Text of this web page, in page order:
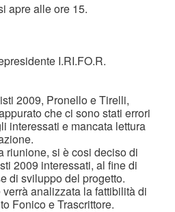
apre alle ore 15.
I.RI.FO.R.
2009, Pronello e Tirelli,
che ci sono stati errori
interessati e mancata lettura
riunione, si è cosi deciso di
2009 interessati, al fine di
di sviluppo del progetto.
analizzata la fattibilità di
Fonico e Trascrittore.